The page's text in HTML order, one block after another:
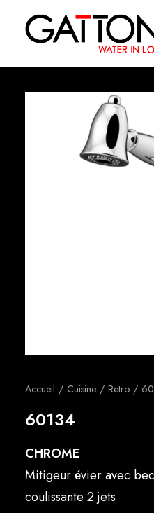
Environnements
Accueil Cuisine Retro
60134
CHROME
Mitigeur évier avec
coulissante 2 jets